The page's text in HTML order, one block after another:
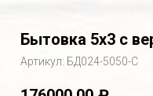
Бытовка 5х3 с
Артикул: БД024-5050-С